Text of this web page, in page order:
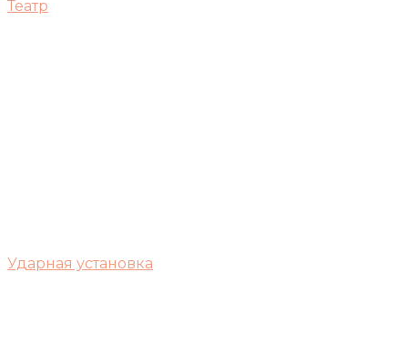
Театр
Ударная установка